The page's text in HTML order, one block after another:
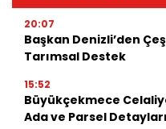
20:07
Başkan Denizli’den
Tarımsal Destek
15:52
Büyükçekmece
Ada ve Parsel